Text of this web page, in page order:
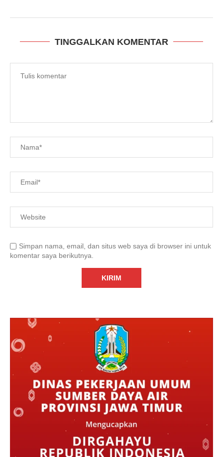
TINGGALKAN KOMENTAR
Simpan nama, email, dan situs web saya di browser ini untuk
komentar saya berikutnya.